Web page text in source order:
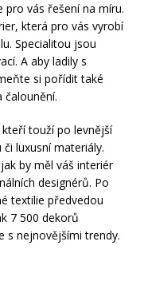
pro vás řešení na míru.
která pro vás vyrobí
Specialitou jsou
A aby ladily s
si pořídit také
touží po levnější
luxusní materiály.
by měl váš interiér
designérů. Po
textilie předvedou
7 500 dekorů
s nejnovějšími trendy.